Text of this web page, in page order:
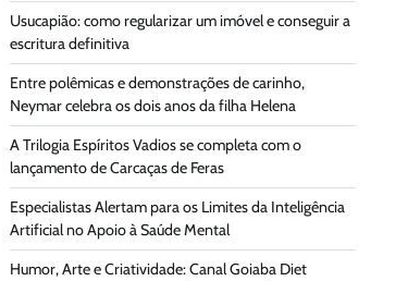
Usucapião: como regularizar um imóvel e conseguir a
escritura definitiva
Entre polêmicas e demonstrações de carinho,
Neymar celebra os dois anos da filha Helena
A Trilogia Espíritos Vadios se completa com o
lançamento de Carcaças de Feras
Especialistas Alertam para os Limites da Inteligência
Artificial no Apoio à Saúde Mental
Humor, Arte e Criatividade: Canal Goiaba Diet